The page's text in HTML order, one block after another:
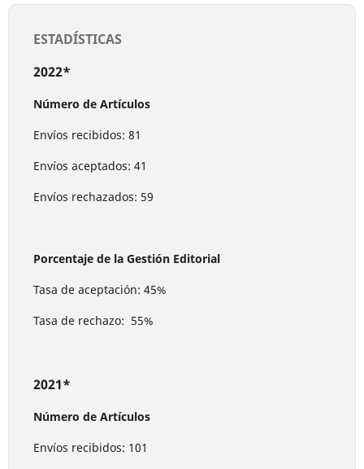
ESTADÍSTICAS
2022*
Número de Artículos
Envíos recibidos: 81
Envíos aceptados: 41
Envíos rechazados: 59
Porcentaje de la Gestión Editorial
Tasa de aceptación: 45%
Tasa de rechazo: 55%
2021*
Número de Artículos
Envíos recibidos: 101